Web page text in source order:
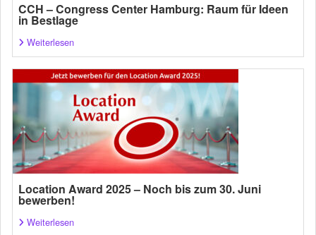
CCH – Congress Center Hamburg: Raum für Ideen
in Bestlage
Weiterlesen
Location Award 2025 – Noch bis zum 30. Juni
bewerben!
Weiterlesen